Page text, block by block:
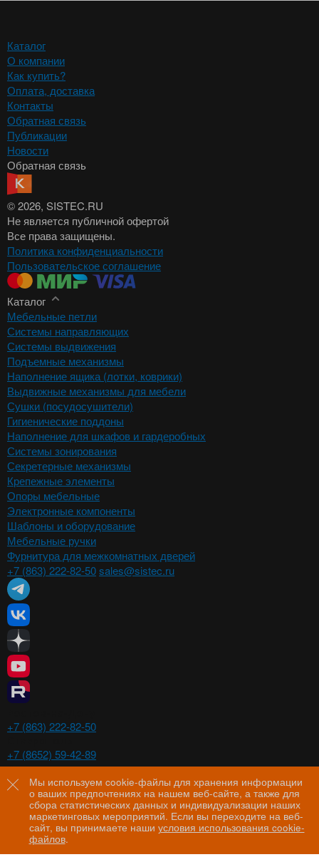
Мы используем cookie-файлы для хранения информации
о ваших предпочтениях на нашем веб-сайте, а также для
сбора статистических данных и индивидуализации наших
маркетинговых мероприятий. Если вы переходите на веб-
сайт, вы принимаете наши условия использования cookie-
файлов.
Каталог
О компании
Как купить?
Оплата, доставка
Контакты
Обратная связь
Публикации
Новости
Обратная связь
© 2026, SISTEC.RU
Не является публичной офертой
Все права защищены.
Политика конфиденциальности
Пользовательское соглашение
Каталог
Мебельные петли
Системы направляющих
Системы выдвижения
Подъемные механизмы
Наполнение ящика (лотки, коврики)
Выдвижные механизмы для мебели
Сушки (посудосушители)
Гигиенические поддоны
Наполнение для шкафов и гардеробных
Системы зонирования
Секретерные механизмы
Крепежные элементы
Опоры мебельные
Электронные компоненты
Шаблоны и оборудование
Мебельные ручки
Фурнитура для межкомнатных дверей
+7 (863) 222-82-50sales@sistec.ru
+7 (863) 222-82-50
+7 (8652) 59-42-89
Волгоград
+7 (8442) 29-00-21
Пятигорск
+7 (8793) 97-60-44